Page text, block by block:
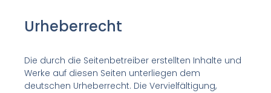
Urheberrecht
Die durch die Seitenbetreiber erstellten Inhalte und
Werke auf diesen Seiten unterliegen dem
deutschen Urheberrecht. Die Vervielfältigung,